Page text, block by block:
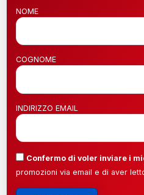
NOME
COGNOME
INDIRIZZO EMAIL
Confermo di voler inviare i
promozioni via email e di aver